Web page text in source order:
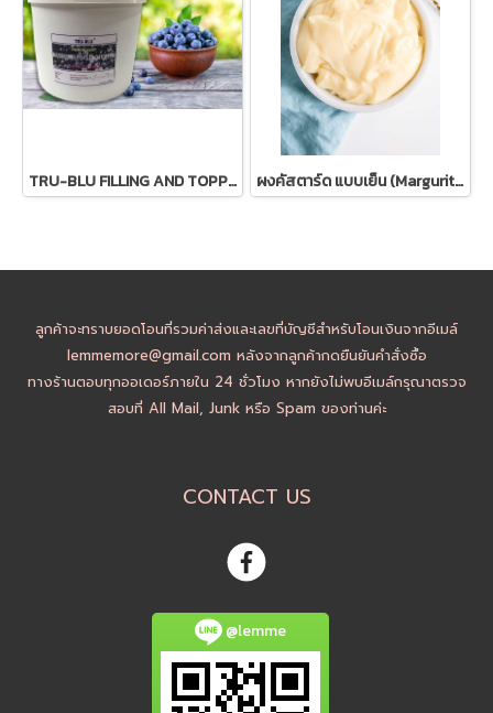
TRU-BLU FILLING AND TOPPING ขนาด 5kg - ฟิลลิ่งผลไม้แท้รสต่างๆ (เลือกรสชาติ) ผงคัสตาร์ด แบบเย็น (Margurite Instant Delice Custard Powder : Cold Process)
ลูกค้าจะทราบยอดโอนที่รวมค่าส่งและเลขที่บัญชีสำหรับโอนเงินจากอีเมล์
lemmemore@gmail.com หลังจากลูกค้ากดยืนยันคำสั่งซื้อ
ทางร้านตอบทุกออเดอร์ภายใน 24 ชั่วโมง หากยังไม่พบอีเมล์กรุณาตรวจ
สอบที่ All Mail, Junk หรือ Spam ของท่านค่ะ
CONTACT US
@lemme